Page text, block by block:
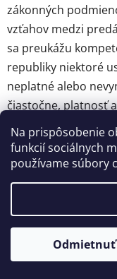
Na prispôsobenie
funkcií sociálnych
používame súbory
Odmietnuť
zákonných
vzťahov medzi
sa preukážu
republiky niektoré
neplatné alebo
čiastočne, platnosť
a zvyšné časti
nedotknuté.
vyplývajúce zo
634/1992 Zb. v